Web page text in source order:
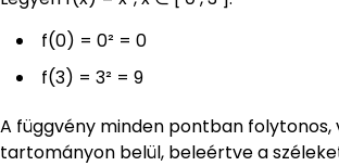
f(0) = 0² = 0
f(3) = 3² = 9
A függvény minden pontban folytonos,
tartományon belül, beleértve a